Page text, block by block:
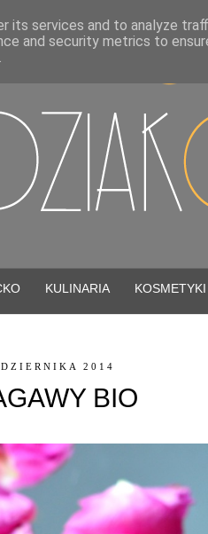
KULINARIA KOSMETYKI
2014
BIO
its services and to analyze
and security metrics to